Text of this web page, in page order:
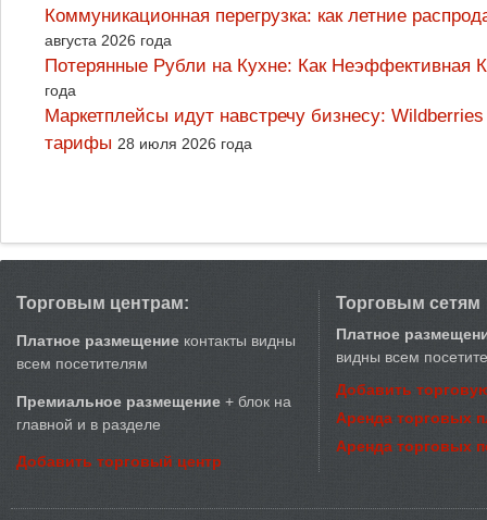
Коммуникационная перегрузка: как летние
августа 2026 года
Потерянные Рубли на Кухне: Как
года
Маркетплейсы идут навстречу бизнесу:
тарифы 28 июля 2026 года
Торговым центрам:
Платное размещение контакты видны
всем посетителям
Премиальное размещение + блок на
главной и в разделе
Добавить торговый центр
Торговым сетям
Платное
видны всем
Добавить
Аренда торговых
Аренда торговых